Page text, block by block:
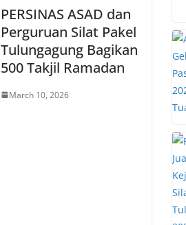
PERSINAS ASAD dan
Perguruan Silat Pakel
Tulungagung Bagikan
500 Takjil Ramadan
March 10, 2026